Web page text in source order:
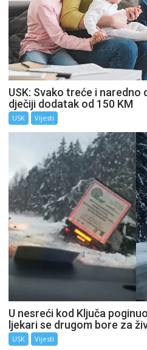
USK: Svako treće i
dječiji dodatak od 150 KM
USK Vijesti
U nesreći kod Ključa
ljekari se drugom bore za
USK Vijesti